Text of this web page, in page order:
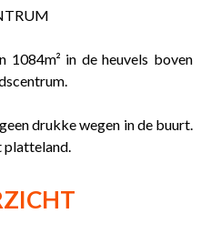
1084m² in de heuvels boven
drukke wegen in de buurt.
platteland.